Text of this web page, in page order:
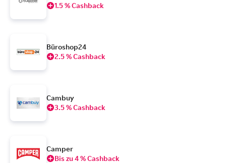
1.5 % Cashback
Büroshop24
2.5 % Cashback
Cambuy
3.5 % Cashback
Camper
Bis zu 4 % Cashback